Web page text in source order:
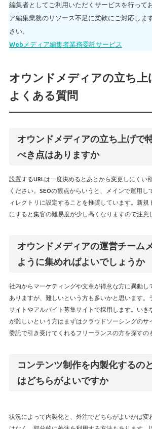
編集者としてご利用いただくサービスを行って
ア編集業務のリソース不足に柔軟にご対応しま
さい。
Webメディア編集者業務委託サービス
オウンドメディアの立ち上
よくある質問
オウンドメディアの立ち上げで
べき点はありますか
設置するURLは一度決めるとあとから変更しにくい
ください。SEOの観点からいうと、メインで運用し
ィレクトリに設定することを推奨しています。新規
にすると集客の難易度が少し高くなりますので注意
オウンドメディアの運営チーム
ように集めればよいでしょうか
社内からマーケティングや文章が得意な方に異動し
ありますが、難しいという方も多いかと思います。
サイトやアルバイト募集サイトで採用します。いき
が難しいという方はまずはクラウドソーシングのサ
委託で引き受けてくれるフリーランスの方を探すの
コンテンツ制作を内製化するの
はどちらがよいですか
状況によって内製化と、外注でどちらがよいかは変